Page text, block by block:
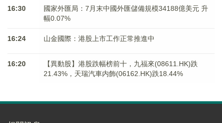
16:30
國家外匯局：7月末中國外匯儲備規模34188億美元 升
幅0.07%
16:24 山金國際：港股上市工作正常推進中
16:20
【異動股】港股跌幅榜前十，九福來(08611.HK)跌
21.43%，天瑞汽車内飾(06162.HK)跌18.44%